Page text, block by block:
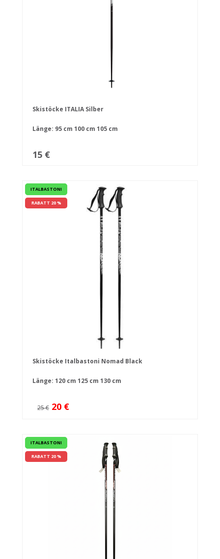
Skistöcke ITALIA Silber
Länge: 95 cm 100 cm 105 cm
15 €
ITALBASTONI
RABATT 20 %
Skistöcke Italbastoni Nomad Black
Länge: 120 cm 125 cm 130 cm
25 € 20 €
ITALBASTONI
RABATT 20 %